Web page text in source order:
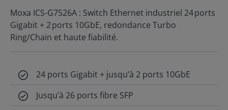
Moxa ICS-G7526A : Switch Ethernet industriel 24 ports
Gigabit + 2 ports 10GbE, redondance Turbo
Ring/Chain et haute fiabilité.
24 ports Gigabit + jusqu’à 2 ports 10GbE
Jusqu’à 26 ports fibre SFP